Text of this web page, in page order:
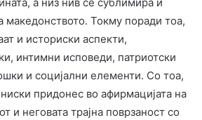
македонството. Токму поради тоа,
и историски аспекти,
интимни исповеди, патриотски
и социјални елементи. Со тоа,
придонес во афирмацијата на
и неговата трајна поврзаност со